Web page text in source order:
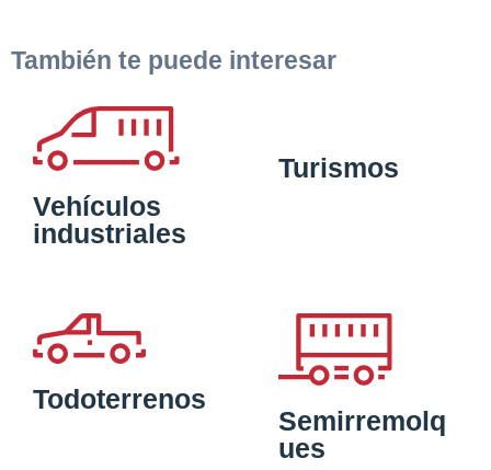
También te puede interesar
Vehículos
industriales
Turismos
Todoterrenos
Semirremolq
ues